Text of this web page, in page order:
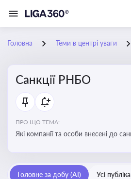
Головна Теми в центрі уваги
Санкції РНБО
ПРО ЩО ТЕМА:
Які компанії та особи внесені до
санкцій для бізнесу та економіки в
Головне за добу (AI) Усі